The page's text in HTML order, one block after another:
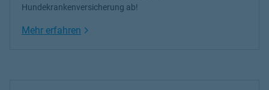
Hundekrankenversicherung ab!
Mehr erfahren Link Opens in New Tab